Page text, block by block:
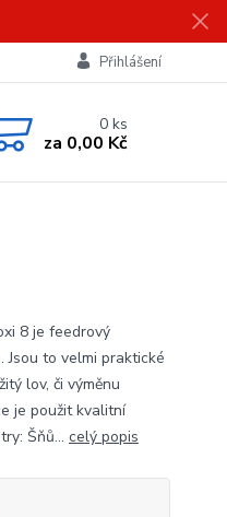
Přihlášení
0ks
za 0,00 Kč
8 je feedrový
Jsou to velmi praktické
lov, či výměnu
je použit kvalitní
Šňů... celý popis